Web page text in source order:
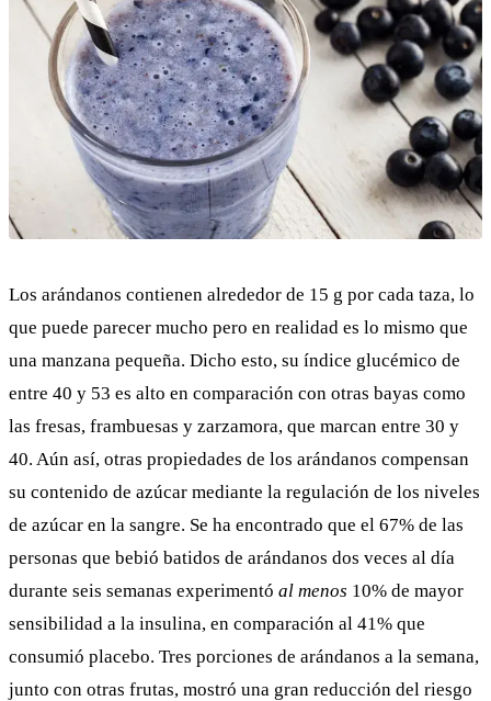
Los arándanos contienen alrededor de 15 g por cada taza, lo
que puede parecer mucho pero en realidad es lo mismo que
una manzana pequeña. Dicho esto, su índice glucémico de
entre 40 y 53 es alto en comparación con otras bayas como
las fresas, frambuesas y zarzamora, que marcan entre 30 y
40. Aún así, otras propiedades de los arándanos compensan
su contenido de azúcar mediante la regulación de los niveles
de azúcar en la sangre. Se ha encontrado que el 67% de las
personas que bebió batidos de arándanos dos veces al día
durante seis semanas experimentó al menos 10% de mayor
sensibilidad a la insulina, en comparación al 41% que
consumió placebo. Tres porciones de arándanos a la semana,
junto con otras frutas, mostró una gran reducción del riesgo